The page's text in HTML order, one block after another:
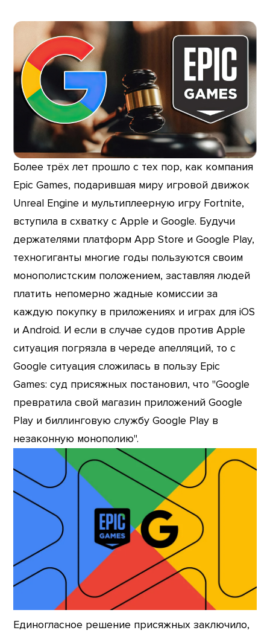
Более трёх лет прошло с тех пор, как компания
Epic Games, подарившая миру игровой движок
Unreal Engine и мультиплеерную игру Fortnite,
вступила в схватку с Apple и Google. Будучи
держателями платформ App Store и Google Play,
техногиганты многие годы пользуются своим
монополистским положением, заставляя людей
платить непомерно жадные комиссии за
каждую покупку в приложениях и играх для iOS
и Android. И если в случае судов против Apple
ситуация погрязла в череде апелляций, то с
Google ситуация сложилась в пользу Epic
Games: суд присяжных постановил, что "Google
превратила свой магазин приложений Google
Play и биллинговую службу Google Play в
незаконную монополию".
Единогласное решение присяжных заключило,